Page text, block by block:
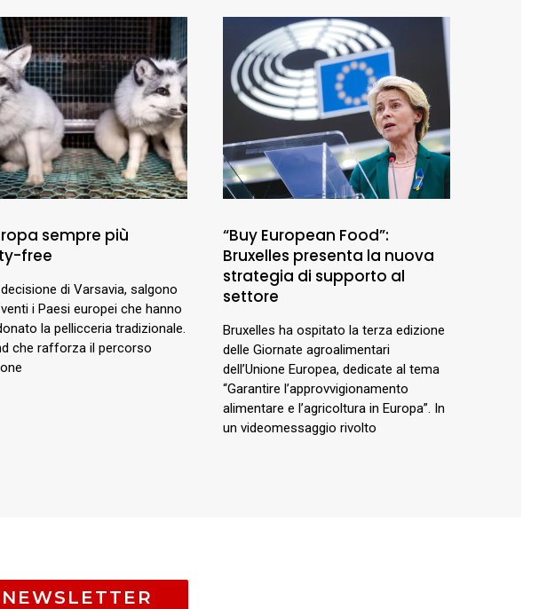
sempre più
free
di Varsavia, salgono
i Paesi europei che hanno
la pellicceria tradizionale.
che rafforza il percorso
“Buy European Food”:
Bruxelles presenta la nuova
strategia di supporto al
settore
Bruxelles ha ospitato la terza edizione
delle Giornate agroalimentari
dell’Unione Europea, dedicate al tema
“Garantire l’approvvigionamento
alimentare e l’agricoltura in Europa”. In
un videomessaggio rivolto